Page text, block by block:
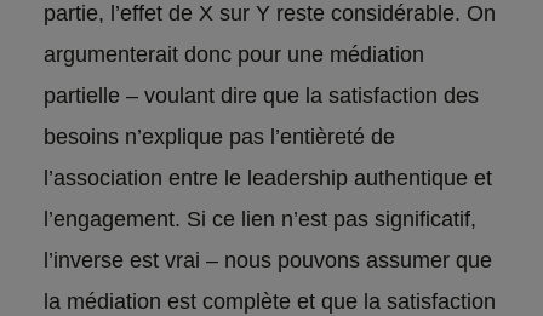
partie, l’effet de X sur Y reste considérable. On
argumenterait donc pour une médiation
partielle – voulant dire que la satisfaction des
besoins n’explique pas l’entièreté de
l’association entre le leadership authentique et
l’engagement. Si ce lien n’est pas significatif,
l’inverse est vrai – nous pouvons assumer que
la médiation est complète et que la satisfaction